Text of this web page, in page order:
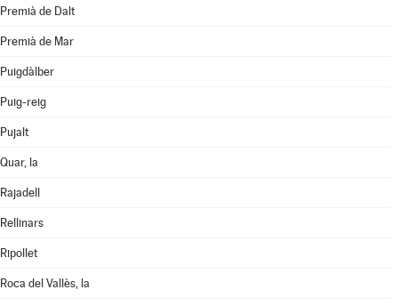
Premià de Dalt
Premià de Mar
Puigdàlber
Puig-reig
Pujalt
Quar, la
Rajadell
Rellinars
Ripollet
Roca del Vallès, la